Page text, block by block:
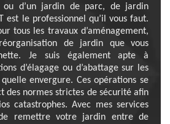
ou d’un jardin de parc, de jardin
est le professionnel qu’il vous faut.
tous les travaux d’aménagement,
de jardin que vous
Je suis également apte à
d’élagage ou d’abattage sur les
envergure. Ces opérations se
des normes strictes de sécurité afin
catastrophes. Avec mes services
remettre votre jardin entre de